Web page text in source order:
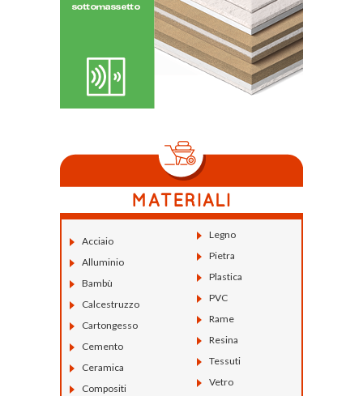
Acciaio
Alluminio
Bambù
Calcestruzzo
Cartongesso
Cemento
Ceramica
Compositi
Legno
Pietra
Plastica
PVC
Rame
Resina
Tessuti
Vetro